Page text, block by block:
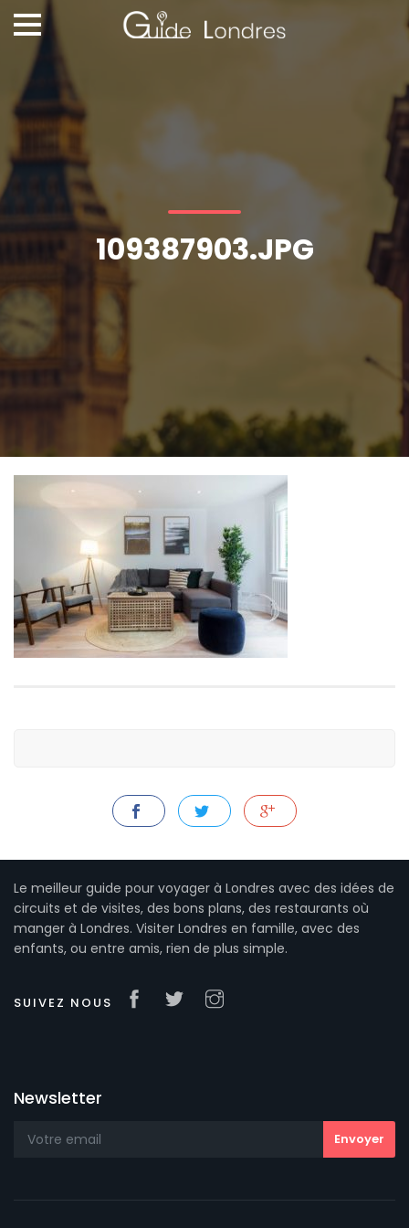
109387903.JPG
Le meilleur guide pour voyager à Londres avec des idées de
circuits et de visites, des bons plans, des restaurants où
manger à Londres. Visiter Londres en famille, avec des
enfants, ou entre amis, rien de plus simple.
SUIVEZ NOUS
Newsletter